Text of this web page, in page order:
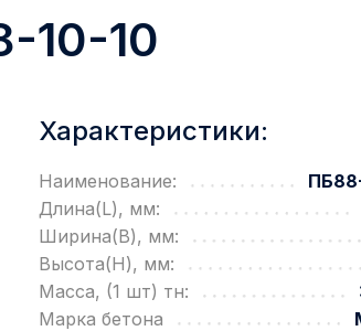
10-10
Характеристики:
Наименование:
Длина(L), мм:
Ширина(B), мм:
Высота(H), мм:
Масса, (1 шт) тн:
Марка бетона